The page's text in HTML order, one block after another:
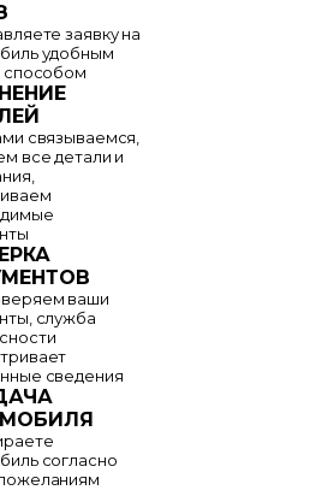
заявку на
удобным
способом
связываемся,
все детали и
ваши
служба
сведения
согласно